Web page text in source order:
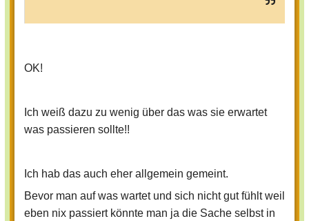
OK!
Ich weiß dazu zu wenig über das was sie erwartet
was passieren sollte!!
Ich hab das auch eher allgemein gemeint.
Bevor man auf was wartet und sich nicht gut fühlt weil
eben nix passiert könnte man ja die Sache selbst in